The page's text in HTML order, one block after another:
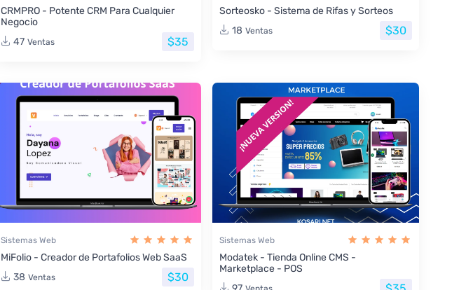
CRMPRO - Potente CRM Para Cualquier
Negocio
47 Ventas $35
Sorteosko - Sistema de Rifas y Sorteos
18 Ventas $30
Sistemas Web
MiFolio - Creador de Portafolios Web SaaS
38 Ventas $30
Sistemas Web
Modatek - Tienda Online CMS -
Marketplace - POS